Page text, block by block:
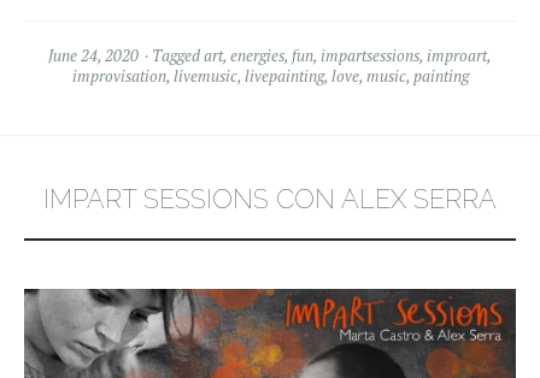
June 24, 2020 Taggedart, energies, fun, impartsessions, improart,
improvisation, livemusic, livepainting, love, music, painting
IMPART SESSIONS CON ALEX SERRA